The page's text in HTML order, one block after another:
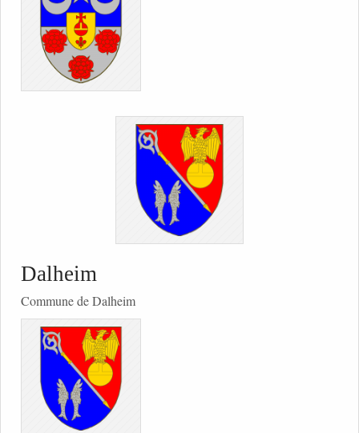
Dalheim
Commune de Dalheim